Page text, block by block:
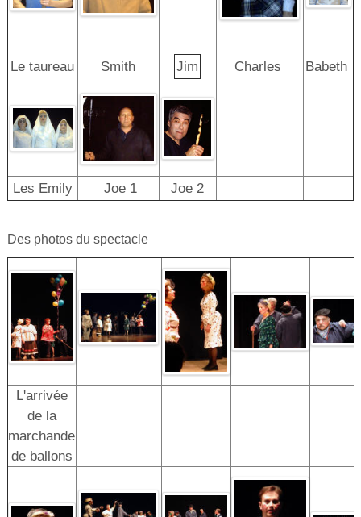
Le taureau Smith Jim Charles Babeth
Les Emily Joe 1 Joe 2
Des photos du spectacle
L'arrivée
de la
marchande
de ballons